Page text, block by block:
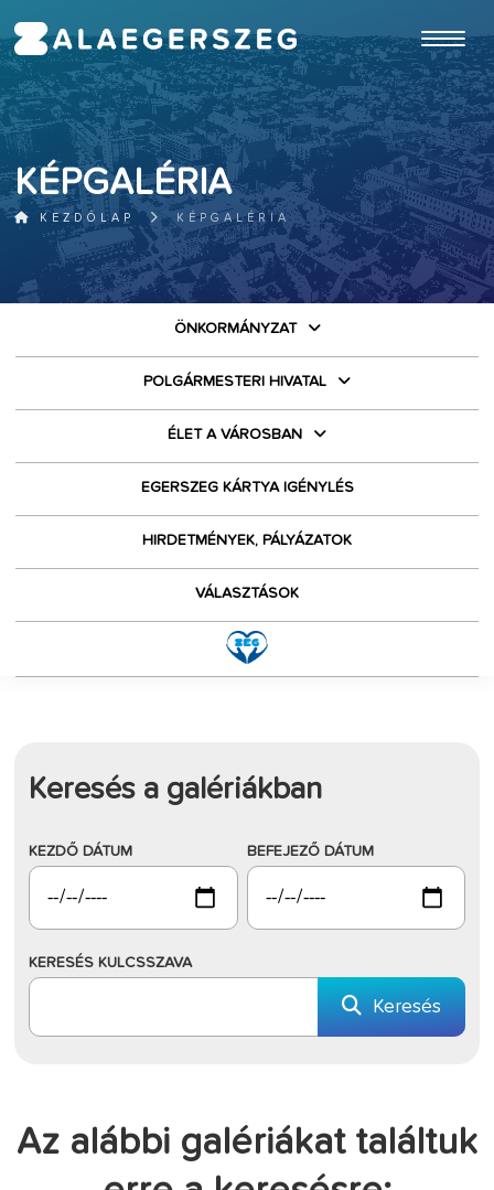
KÉPGALÉRIA
KEZDŐLAP KÉPGALÉRIA
ÖNKORMÁNYZAT
POLGÁRMESTERI HIVATAL
ÉLET A VÁROSBAN
EGERSZEG KÁRTYA IGÉNYLÉS
HIRDETMÉNYEK, PÁLYÁZATOK
VÁLASZTÁSOK
Keresés a galériákban
KEZDŐ DÁTUM BEFEJEZŐ DÁTUM
KERESÉS KULCSSZAVA
Keresés
Az alábbi galériákat találtuk